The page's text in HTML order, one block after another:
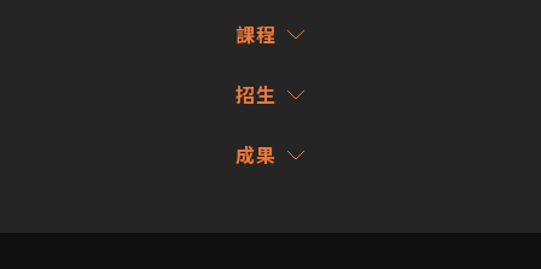
課程
招生
成果